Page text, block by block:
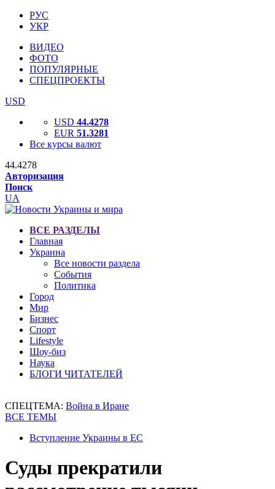
РУС
УКР
ВИДЕО
ФОТО
ПОПУЛЯРНЫЕ
СПЕЦПРОЕКТЫ
USD
USD 44.4278
EUR 51.3281
Все курсы валют
44.4278
Авторизация
Поиск
UA
ВСЕ РАЗДЕЛЫ
Главная
Украина
Все новости раздела
События
Политика
Город
Мир
Бизнес
Спорт
Lifestyle
Шоу-биз
Наука
БЛОГИ ЧИТАТЕЛЕЙ
СПЕЦТЕМА: Война в Иране
ВСЕ ТЕМЫ
Вступление Украины в ЕС
Суды прекратили